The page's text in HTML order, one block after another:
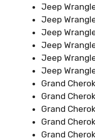
Jeep
Jeep
Jeep
Jeep
Jeep
Jeep
Grand
Grand
Grand
Grand
Grand